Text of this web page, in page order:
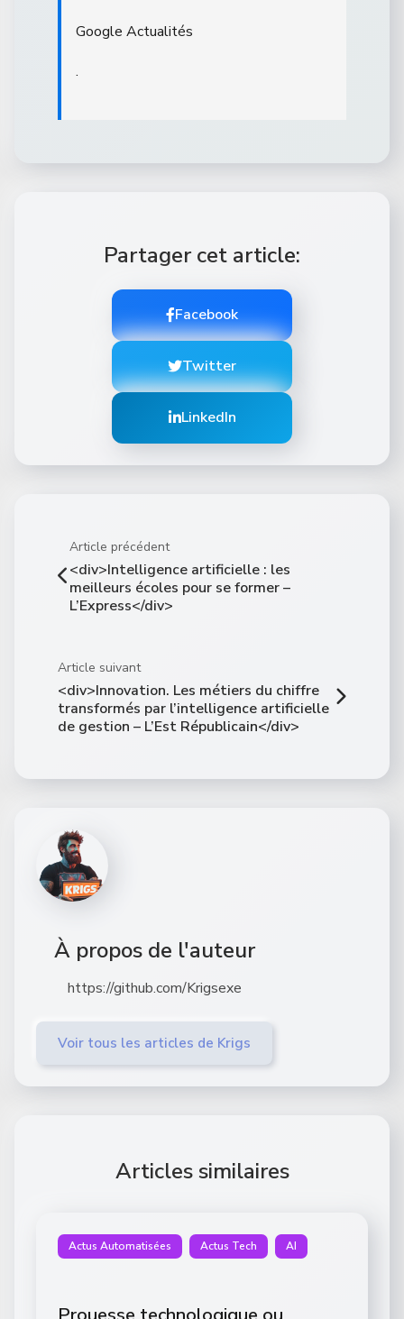
Google Actualités
.
Partager cet article:
Facebook
Twitter
LinkedIn
Article précédent
<div>Intelligence artificielle : les
meilleurs écoles pour se former –
L’Express</div>
Article suivant
<div>Innovation. Les métiers du chiffre
transformés par l’intelligence artificielle
de gestion – L’Est Républicain</div>
À propos de l'auteur
https://github.com/Krigsexe
Voir tous les articles de Krigs
Articles similaires
Actus Automatisées Actus Tech AI